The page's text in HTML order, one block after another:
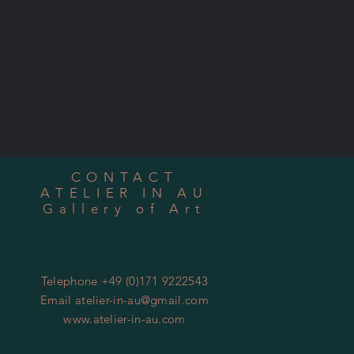
CONTACT
ATELIER IN AU
Gallery of Art
Telephone +49 (0)171 9222543
Email atelier-in-au@gmail.com
www.atelier-in-au.com